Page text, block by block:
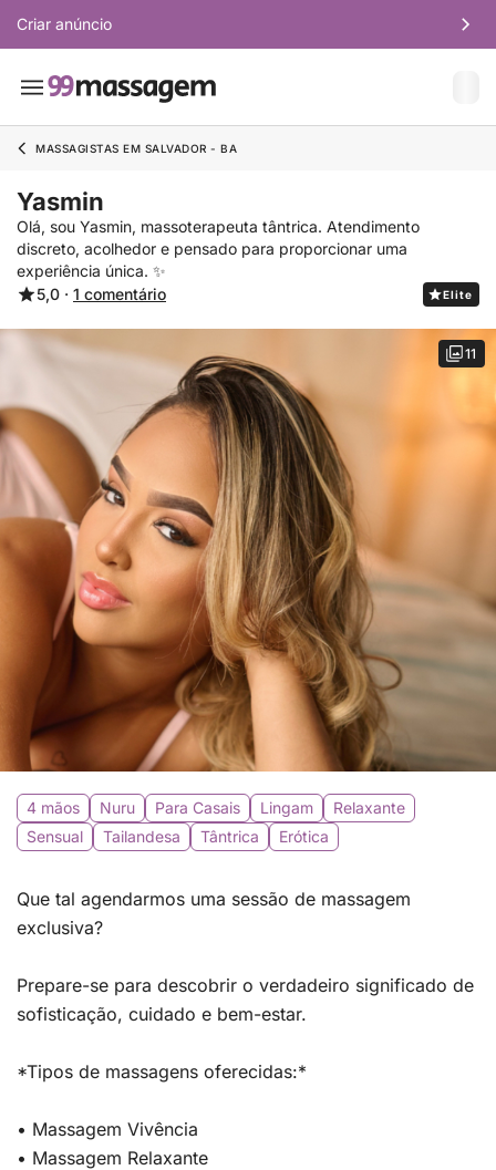
Criar anúncio
MASSAGISTAS EM SALVADOR - BA
Yasmin
Olá, sou Yasmin, massoterapeuta tântrica. Atendimento
discreto, acolhedor e pensado para proporcionar uma
experiência única. ✨
5,0 · 1 comentário Elite
11
4 mãos Nuru Para Casais Lingam
Relaxante
Sensual
Tailandesa Tântrica Erótica
Que tal agendarmos uma sessão de massagem
exclusiva?
Prepare-se para descobrir o verdadeiro significado de
sofisticação, cuidado e bem-estar.
*Tipos de massagens oferecidas:*
• Massagem Vivência
• Massagem Relaxante